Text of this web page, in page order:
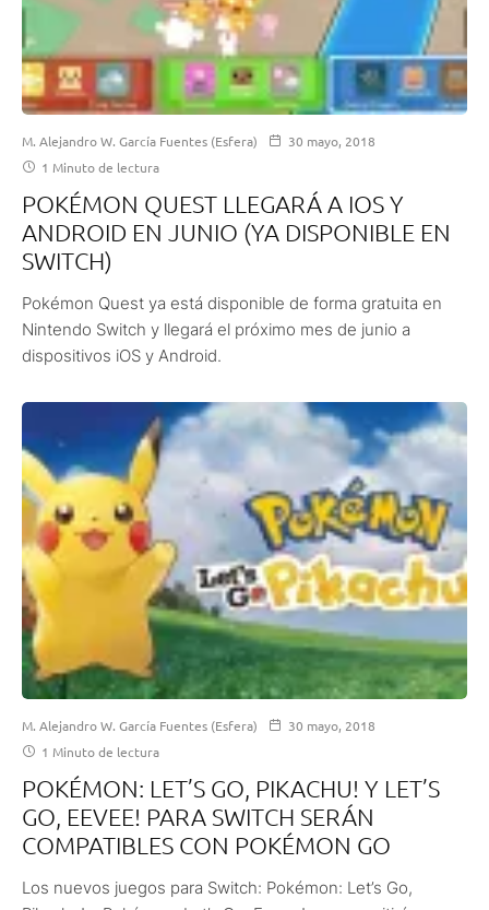
M. Alejandro W. García Fuentes (Esfera)
30 mayo, 2018
1 Minuto de lectura
POKÉMON QUEST LLEGARÁ A IOS Y
ANDROID EN JUNIO (YA DISPONIBLE EN
SWITCH)
Pokémon Quest ya está disponible de forma gratuita en
Nintendo Switch y llegará el próximo mes de junio a
dispositivos iOS y Android.
M. Alejandro W. García Fuentes (Esfera)
30 mayo, 2018
1 Minuto de lectura
POKÉMON: LET’S GO, PIKACHU! Y LET’S
GO, EEVEE! PARA SWITCH SERÁN
COMPATIBLES CON POKÉMON GO
Los nuevos juegos para Switch: Pokémon: Let’s Go,